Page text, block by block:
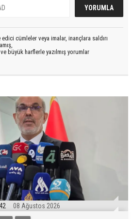
cümleler veya imalar, inançlara saldırı
büyük harflerle yazılmış yorumlar
08 Ağustos 2026